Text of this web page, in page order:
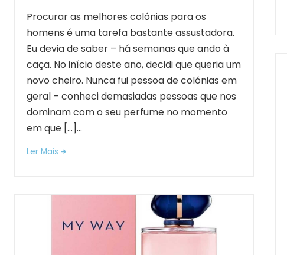
Procurar as melhores colónias para os
homens é uma tarefa bastante assustadora.
Eu devia de saber – há semanas que ando à
caça. No início deste ano, decidi que queria um
novo cheiro. Nunca fui pessoa de colónias em
geral – conheci demasiadas pessoas que nos
dominam com o seu perfume no momento
em que […]...
Ler Mais